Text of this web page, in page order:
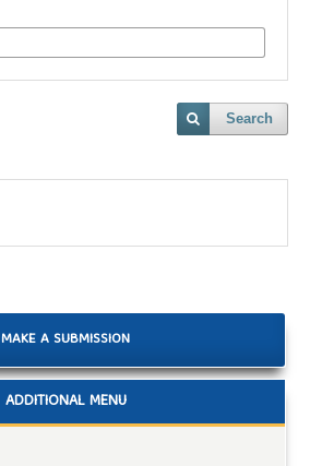
Search
MAKE A SUBMISSION
ADDITIONAL MENU